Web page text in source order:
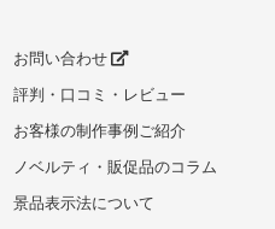
お問い合わせ
評判・口コミ・レビュー
お客様の制作事例ご紹介
ノベルティ・販促品のコラム
景品表示法について